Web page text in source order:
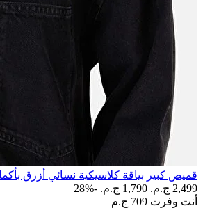
قميص كبير بياقة كلاسيكية نسائي أزرق
2,499 ج.م.‏
1,790 ج.م.‏
-28%
أنت وفرت 709 ج.م